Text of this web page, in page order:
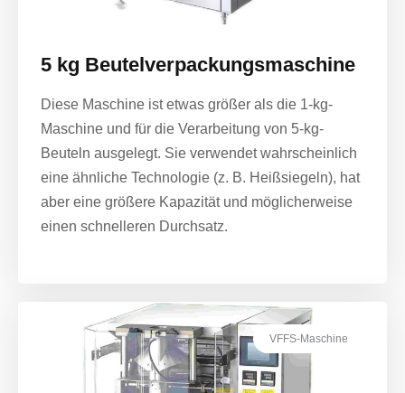
5 kg Beutelverpackungsmaschine
Diese Maschine ist etwas größer als die 1-kg-
Maschine und für die Verarbeitung von 5-kg-
Beuteln ausgelegt. Sie verwendet wahrscheinlich
eine ähnliche Technologie (z. B. Heißsiegeln), hat
aber eine größere Kapazität und möglicherweise
einen schnelleren Durchsatz.
VFFS-Maschine